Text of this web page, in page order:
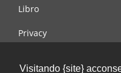
Visitando {site}
Libro
Privacy